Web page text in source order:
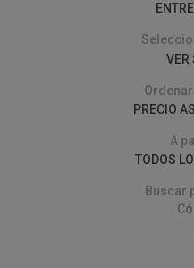
VER
PRECIO
A
TODOS
Buscar